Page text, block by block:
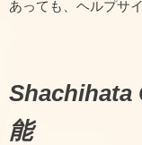
あっても、ヘルプサ
Shachihata
能